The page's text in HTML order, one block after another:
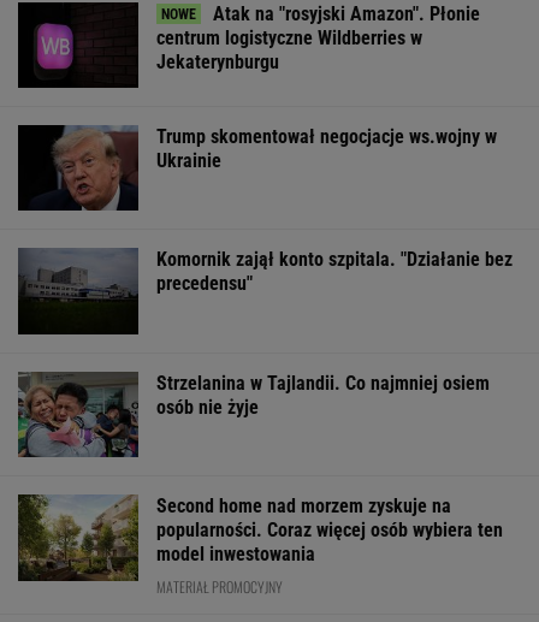
Atak na "rosyjski Amazon". Płonie
centrum logistyczne Wildberries w
Jekaterynburgu
Trump skomentował negocjacje ws.wojny w
Ukrainie
Komornik zajął konto szpitala. "Działanie bez
precedensu"
Strzelanina w Tajlandii. Co najmniej osiem
osób nie żyje
Second home nad morzem zyskuje na
popularności. Coraz więcej osób wybiera ten
model inwestowania
MATERIAŁ PROMOCYJNY